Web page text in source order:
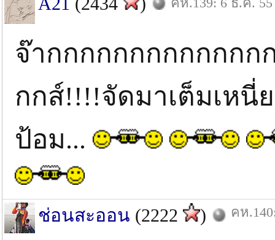
จ๊ากกกกกกกกกกกกก
กกส์!!!!จัดมาเต็มเหนี่
ป้อม...
ช่อนสะออน (2222 ) คห